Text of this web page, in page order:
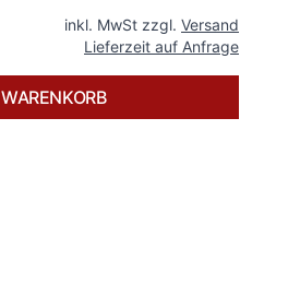
inkl. MwSt zzgl. Versand
Lieferzeit auf Anfrage
WARENKORB